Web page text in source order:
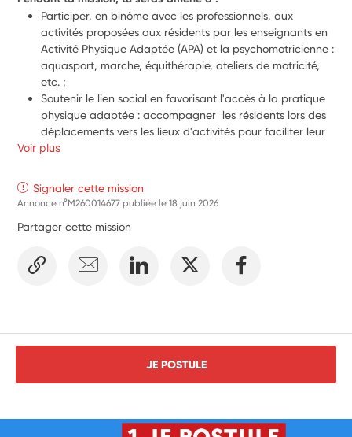
Participer, en binôme avec les professionnels, aux
activités proposées aux résidents par les enseignants en
Activité Physique Adaptée (APA) et la psychomotricienne :
aquasport, marche, équithérapie, ateliers de motricité,
etc. ;
Soutenir le lien social en favorisant l'accès à la pratique
physique adaptée : accompagner  les résidents lors des
déplacements vers les lieux d'activités pour faciliter leur
participation avec l'équipe de professionnels, prêter
place le matériel ...
Contribuer au développement du lien social en favorisant
Participer à la vie quotidienne de la structure et aux
Être force de proposition pour imaginer et mettre en
Voir plus
Signaler cette mission
Annonce n°M260014677 publiée le18 juin 2026
Partager cette mission
JE POSTULE